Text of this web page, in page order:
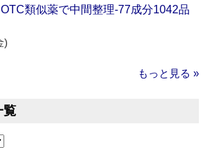
OTC類似薬で中間整理‐77成分1042品
)
もっと見る »
覧